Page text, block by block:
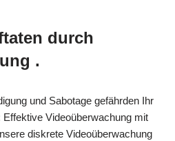
durch
.
und Sabotage gefährden Ihr
Videoüberwachung mit
diskrete Videoüberwachung